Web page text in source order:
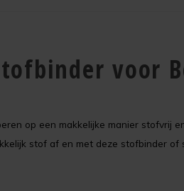
voor
op een makkelijke manier stofvrij
stof af en met deze stofbinder of